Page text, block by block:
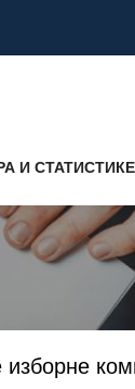
И СТАТИСТИКЕ